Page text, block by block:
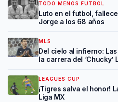
TODO MENOS FUTBOL
Luto en el futbol,
Jorge a los 68 años
MLS
Del cielo al infierno:
la carrera del ‘Chucky’
LEAGUES CUP
¡Tigres salva el honor!
Liga MX